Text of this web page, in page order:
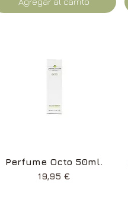
Vista rápida
Perfume Octo 50ml.
Precio
19,95 €